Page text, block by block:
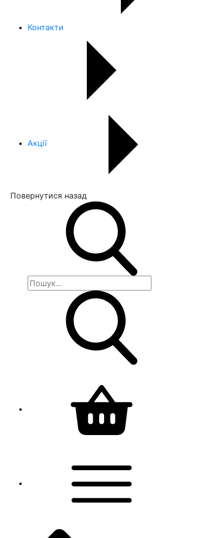
Контакти
Акції
Повернутися назад